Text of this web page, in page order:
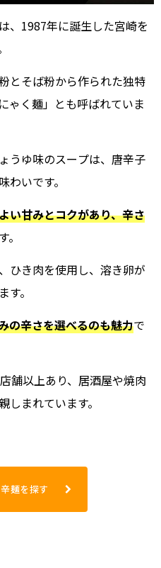
、1987年に誕生した宮崎を
とそば粉から作られた独特
ゃく麺」とも呼ばれていま
うゆ味のスープは、唐辛子
わいです。
い甘みとコクがあり、辛さ
ひき肉を使用し、溶き卵が
。
の辛さを選べるのも魅力で
舗以上あり、居酒屋や焼肉
まれています。
麺を探す